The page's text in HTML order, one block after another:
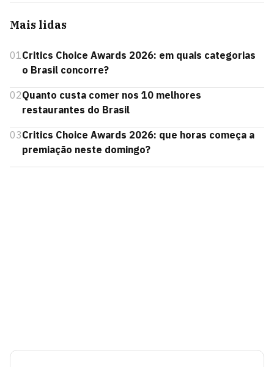
Mais lidas
01Critics Choice Awards 2026: em quais categorias
o Brasil concorre?
02Quanto custa comer nos 10 melhores
restaurantes do Brasil
03Critics Choice Awards 2026: que horas começa a
premiação neste domingo?